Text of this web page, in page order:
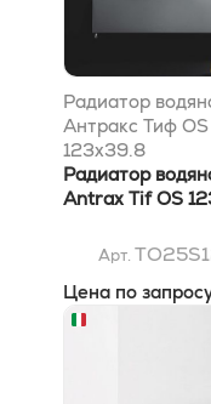
Радиатор
Антракс Тиф OS
123x39.8
Радиатор
Antrax Tif OS
Арт.
Цена по